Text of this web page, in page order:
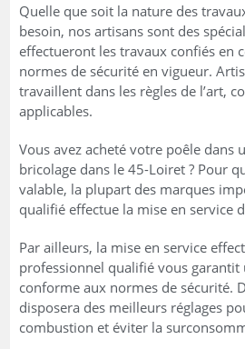
Quelle que soit la nature des
besoin, nos artisans sont des
effectueront les travaux confiés en
normes de sécurité en vigueur.
travaillent dans les règles de l’art,
applicables.
Vous avez acheté votre poêle dans
bricolage dans le 45-Loiret ? Pour
valable, la plupart des marques
qualifié effectue la mise en service
Par ailleurs, la mise en service
professionnel qualifié vous garantit
conforme aux normes de sécurité.
disposera des meilleurs réglages
combustion et éviter la